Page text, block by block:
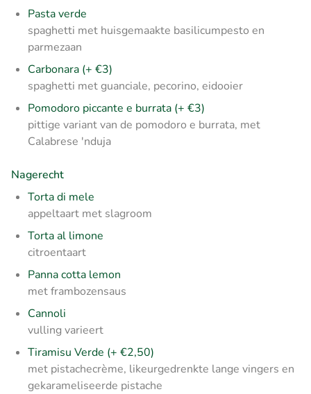
Pasta verde
spaghetti met huisgemaakte basilicumpesto en
parmezaan
Carbonara (+ €3)
spaghetti met guanciale, pecorino, eidooier
Pomodoro piccante e burrata (+ €3)
pittige variant van de pomodoro e burrata, met
Calabrese 'nduja
Nagerecht
Torta di mele
appeltaart met slagroom
Torta al limone
citroentaart
Panna cotta lemon
met frambozensaus
Cannoli
vulling varieert
Tiramisu Verde (+ €2,50)
met pistachecrème, likeurgedrenkte lange vingers en
gekarameliseerde pistache